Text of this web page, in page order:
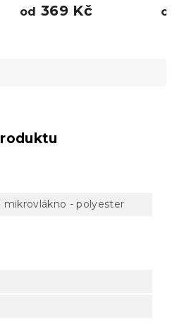
od 369 Kč od
mikrovlákno - polyester